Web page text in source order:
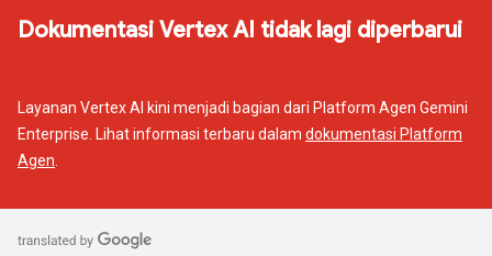
Dokumentasi Vertex AI tidak lagi diperbarui
Layanan Vertex AI kini menjadi bagian dari Platform Agen Gemini
Enterprise. Lihat informasi terbaru dalam dokumentasi Platform
Agen